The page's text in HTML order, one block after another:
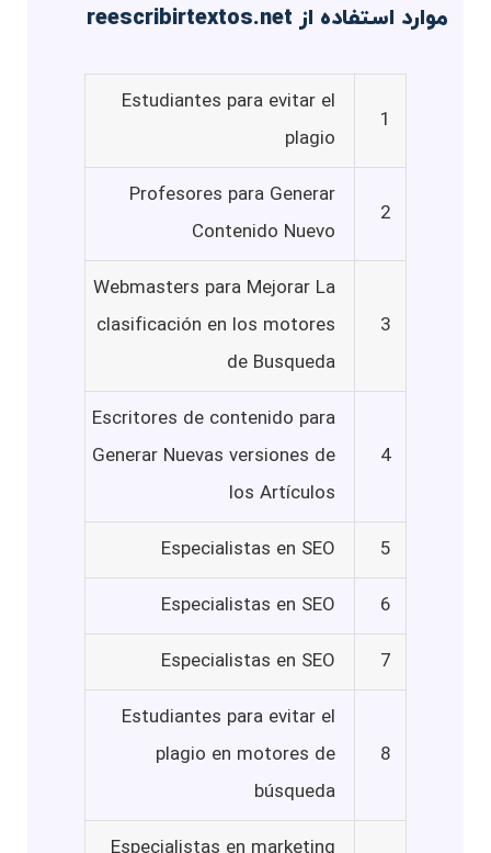
موارد استفاده از reescribirtextos.net
1
Estudiantes para evitar el
plagio
2
Profesores para Generar
Contenido Nuevo
3
Webmasters para Mejorar La
clasificación en los motores
de Busqueda
4
Escritores de contenido para
Generar Nuevas versiones de
los Artículos
5
Especialistas en SEO
6
Especialistas en SEO
7
Especialistas en SEO
8
Estudiantes para evitar el
plagio en motores de
búsqueda